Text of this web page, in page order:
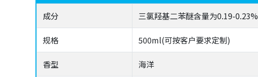
成分 三氯羟基二苯醚含量为0.19-0.23%
规格 500ml(可按客户要求定制)
香型 海洋